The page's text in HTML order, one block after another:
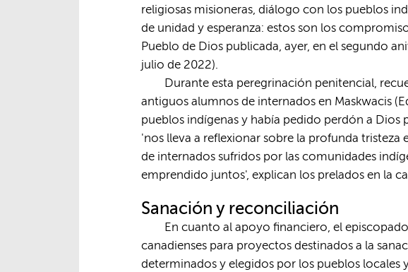
religiosas misioneras, diálogo con los pueblos
de unidad y esperanza: estos son los
Pueblo de Dios publicada, ayer, en el segundo
julio de 2022).
Durante esta peregrinación penitencial,
antiguos alumnos de internados en Maskwacis
pueblos indígenas y había pedido perdón a Dios
'nos lleva a reflexionar sobre la profunda tristeza
de internados sufridos por las comunidades
emprendido juntos', explican los prelados en la
Sanación y reconciliación
En cuanto al apoyo financiero, el
canadienses para proyectos destinados a la
determinados y elegidos por los pueblos locales